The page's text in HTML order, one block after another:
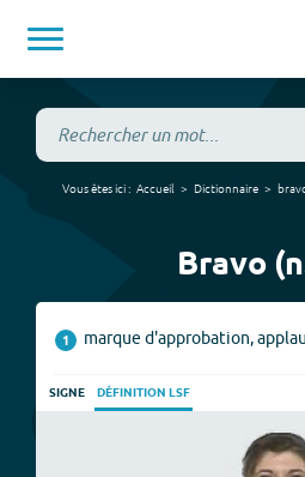
Vous êtes ici : Accueil Dictionnaire
Bravo
1 marque d'approbation,
SIGNE DÉFINITION LSF